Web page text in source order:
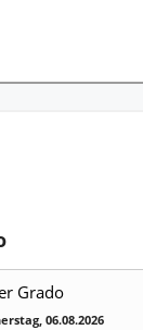
Grado
06.08.2026